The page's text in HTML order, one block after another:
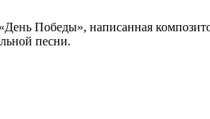
Победы», написанная
песни.